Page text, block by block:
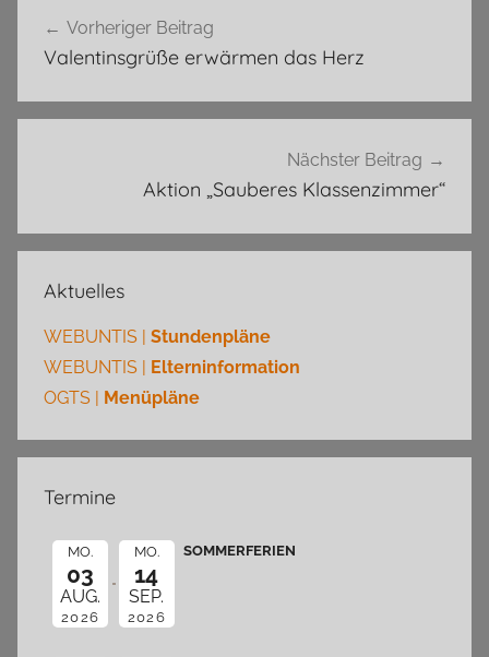
Vorheriger Beitrag
Valentinsgrüße erwärmen das Herz
Nächster Beitrag
Aktion „Sauberes Klassenzimmer“
Aktuelles
WEBUNTIS | Stundenpläne
WEBUNTIS | Elterninformation
OGTS | Menüpläne
Termine
MO.
03
AUG.
2026
MO.
14
SEP.
2026
SOMMERFERIEN